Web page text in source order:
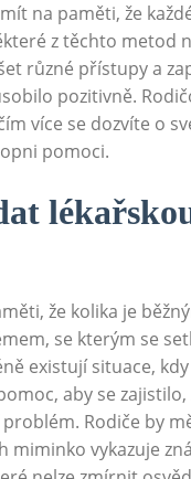
na paměti, že
z těchto metod
různé přístupy a
pozitivně.
více se dozvíte o
pomoci.
že kolika je
se kterým se
existují situace,
aby se zajistilo,
Rodiče by
miminko vykazuje